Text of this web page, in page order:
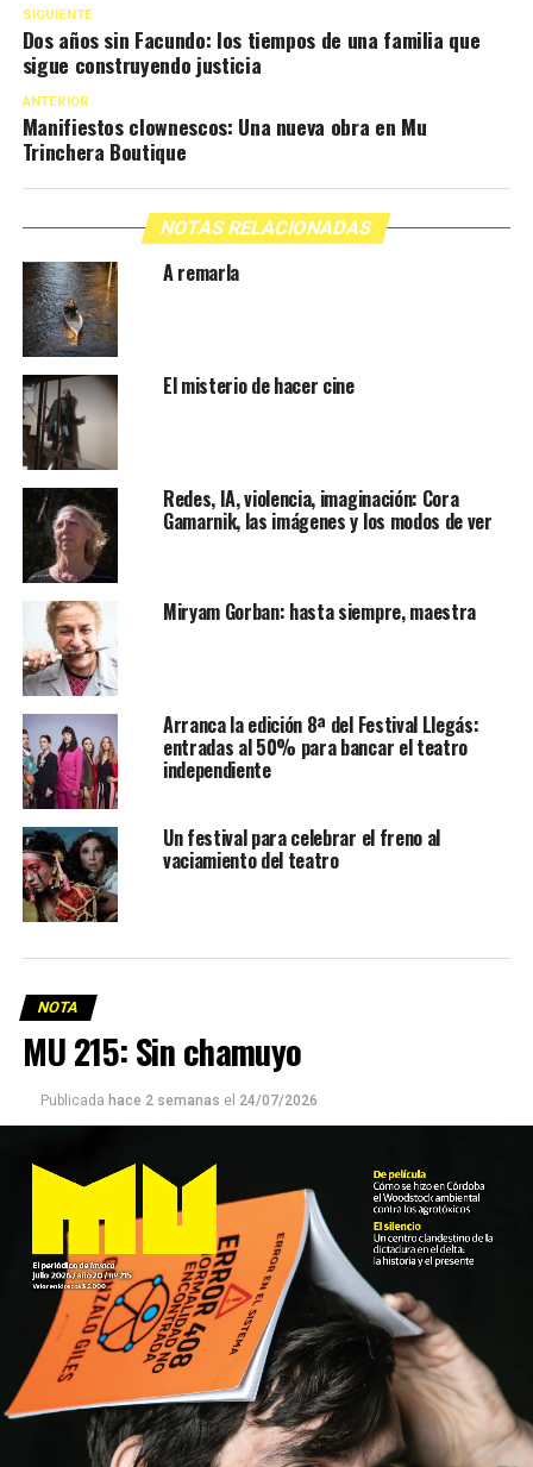
SIGUIENTE
Dos años sin Facundo: los tiempos de una familia que
sigue construyendo justicia
ANTERIOR
Manifiestos clownescos: Una nueva obra en Mu
Trinchera Boutique
NOTAS RELACIONADAS
A remarla
El misterio de hacer cine
Redes, IA, violencia, imaginación: Cora
Gamarnik, las imágenes y los modos de ver
Miryam Gorban: hasta siempre, maestra
Arranca la edición 8ª del Festival Llegás:
entradas al 50% para bancar el teatro
independiente
Un festival para celebrar el freno al
vaciamiento del teatro
NOTA
MU 215: Sin chamuyo
Publicada hace 2 semanas el 24/07/2026